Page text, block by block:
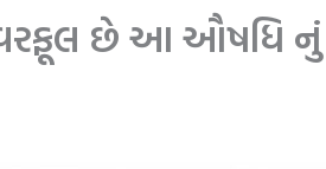
છે આ ઔષધિ